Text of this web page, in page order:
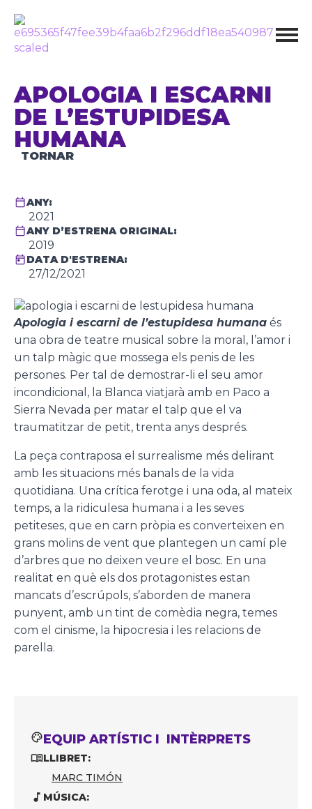
APOLOGIA I ESCARNI
DE L’ESTUPIDESA
HUMANA
TORNAR
ANY:
2021
ANY D’ESTRENA ORIGINAL:
2019
DATA D'ESTRENA:
27/12/2021
Apologia i escarni de l’estupidesa humana és
una obra de teatre musical sobre la moral, l’amor i
un talp màgic que mossega els penis de les
persones. Per tal de demostrar-li el seu amor
incondicional, la Blanca viatjarà amb en Paco a
Sierra Nevada per matar el talp que el va
traumatitzar de petit, trenta anys després.
La peça contraposa el surrealisme més delirant
amb les situacions més banals de la vida
quotidiana. Una crítica ferotge i una oda, al mateix
temps, a la ridiculesa humana i a les seves
petiteses, que en carn pròpia es converteixen en
grans molins de vent que plantegen un camí ple
d’arbres que no deixen veure el bosc. En una
realitat en què els dos protagonistes estan
mancats d’escrúpols, s’aborden de manera
punyent, amb un tint de comèdia negra, temes
com el cinisme, la hipocresia i les relacions de
parella.
EQUIP ARTÍSTIC I INTÈRPRETS
LLIBRET:
MARC TIMÓN
MÚSICA: